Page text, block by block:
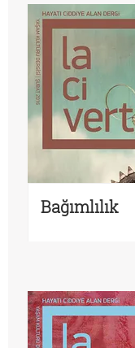
Bağımlılık